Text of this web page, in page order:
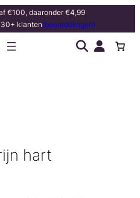
€100, daaronder €4,99
klanten(beoordelingen)
hart